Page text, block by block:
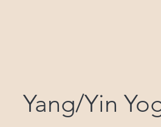
Yang/Yin